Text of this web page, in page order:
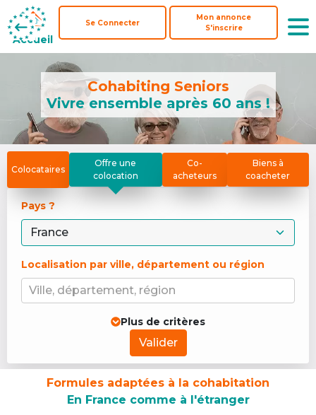
Accueil
Se Connecter
Mon annonce
S'inscrire
Accueil
Se Connecter
Mon annonce
S'inscrire
Cohabiting Seniors
Vivre ensemble après 60 ans !
Colocataires
Offre une
colocation
Co-
acheteurs
Biens à
coacheter
Pays ?
Localisation par ville, département ou région
Ville, département, région
Plus de critères
Valider
Formules adaptées à la cohabitation
En France comme à l'étranger